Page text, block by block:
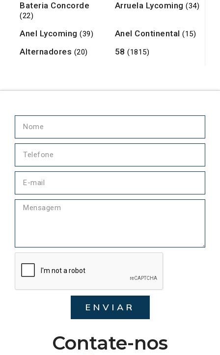
Bateria Concorde
(22)
Arruela Lycoming (34)
Anel Lycoming (39) Anel Continental (15)
Alternadores (20) 58 (1815)
Contate-nos
ENVIAR